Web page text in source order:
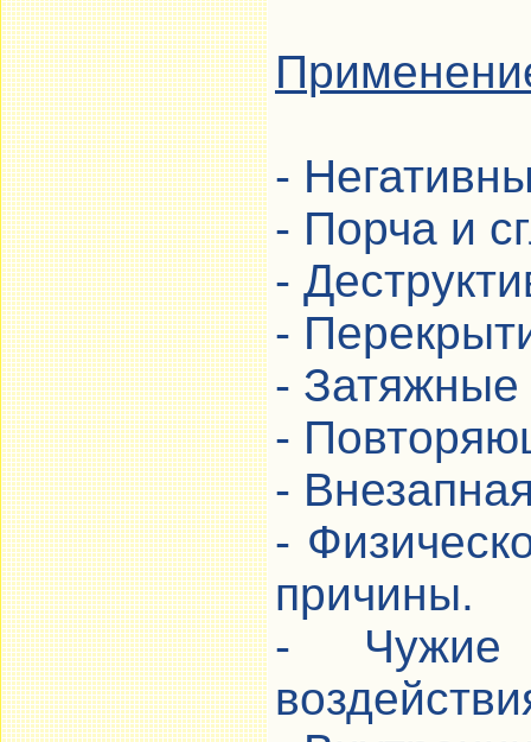
-
- Порча и
-
-
- Затяжные
-
-
-
причины.
- Чужие